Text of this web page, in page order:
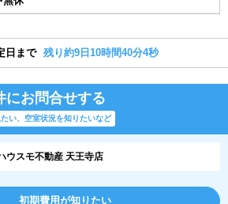
日まで 残り約9日10時間40分4秒
にお問合せする
い、空室状況を知りたいなど
ウスモ不動産 天王寺店
初期費用が知りたい